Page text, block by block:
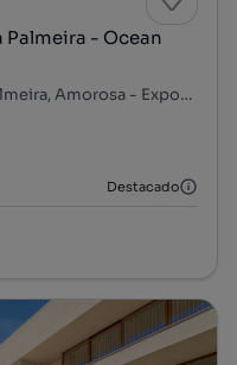
Palmeira - Ocean
Travessa dos Corvos - Leça da Palmeira, Amorosa - Exponor - Quinta da Conceição, Matosinhos e Leça da Palmeira, Matosinhos, Porto
Destacado